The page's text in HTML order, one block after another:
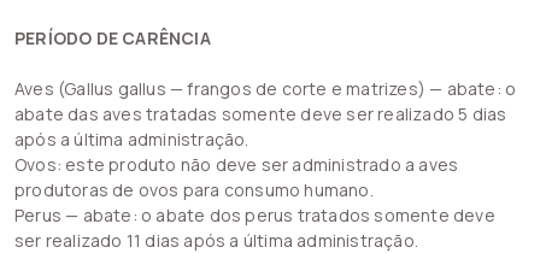
PERÍODO DE CARÊNCIA
Aves (Gallus gallus — frangos de corte e matrizes) — abate: o
abate das aves tratadas somente deve ser realizado 5 dias
após a última administração.
Ovos: este produto não deve ser administrado a aves
produtoras de ovos para consumo humano.
Perus — abate: o abate dos perus tratados somente deve
ser realizado 11 dias após a última administração.